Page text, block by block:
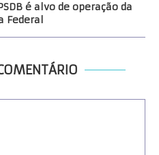
é alvo de operação da
Federal